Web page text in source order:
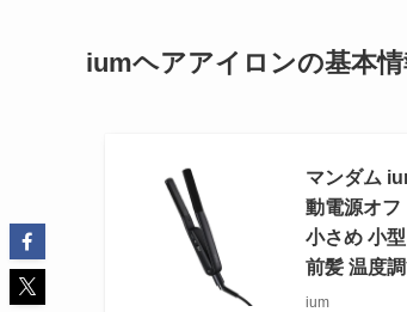
iumヘアアイロンの基本
マンダム
動電源オフ
小さめ 小
前髪 温度
ium